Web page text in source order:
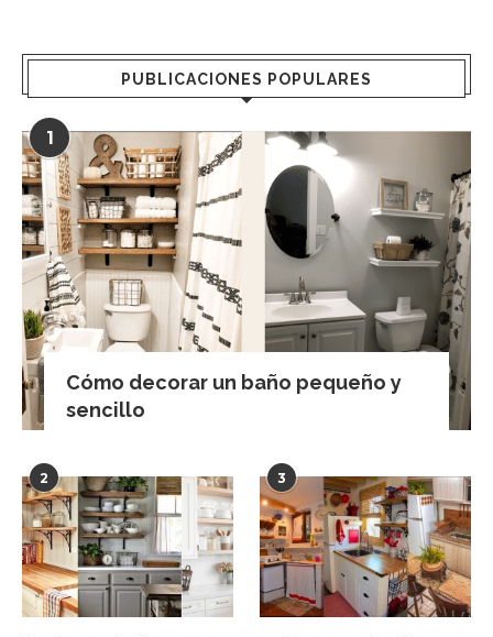
PUBLICACIONES POPULARES
1
Cómo decorar un baño pequeño y
sencillo
2 3